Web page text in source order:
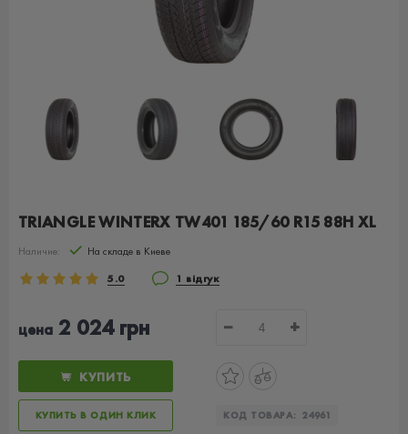
TRIANGLE WINTERX TW401 185/60 R15 88H XL
Наличие:
На складе в Киеве
5.0
1 відгук
цена 2 024 грн − +
КУПИТЬ
КУПИТЬ В ОДИН КЛИК КОД ТОВАРА: 24961